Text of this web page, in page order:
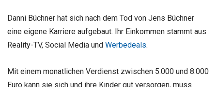
Danni Büchner hat sich nach dem Tod von Jens Büchner
eine eigene Karriere aufgebaut. Ihr Einkommen stammt aus
Reality-TV, Social Media und Werbedeals.
Mit einem monatlichen Verdienst zwischen 5.000 und 8.000
Euro kann sie sich und ihre Kinder gut versorgen, muss